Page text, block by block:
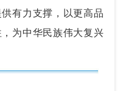
有力支撑，以更高品
为中华民族伟大复兴